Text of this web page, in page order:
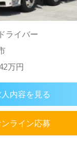
ライバー
万円
内容を見る
ライン応募